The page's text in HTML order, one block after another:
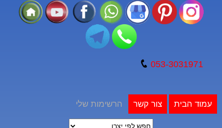
053-3031971
הרשימות שלי עמוד הבית צור קשר